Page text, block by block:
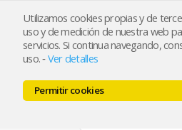
Utilizamos cookies propias y de
uso y de medición de nuestra web
servicios. Si continua navegando,
uso.-Ver detalles
Permitir cookies
info@trademoda.com
Pulse para